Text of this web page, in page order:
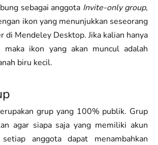
sebagai anggota Invite-only group,
ikon yang menunjukkan seseorang
di Mendeley Desktop. Jika kalian hanya
maka ikon yang akan muncul adalah
biru kecil.
grup yang 100% publik. Grup
agar siapa saja yang memiliki akun
anggota dapat menambahkan